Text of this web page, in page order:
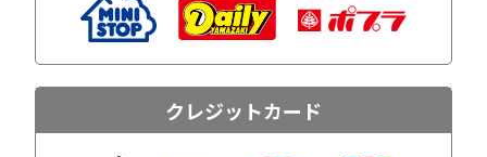
クレジットカード